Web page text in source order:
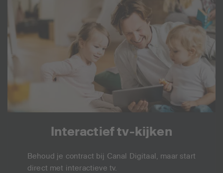
Interactief tv-kijken
Behoud je contract bij Canal Digitaal, maar start
direct met interactieve tv.